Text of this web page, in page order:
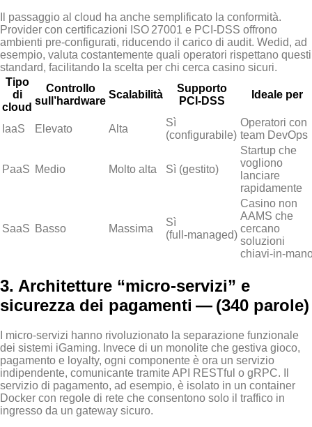
Il passaggio al cloud ha anche semplificato la conformità.
Provider con certificazioni ISO 27001 e PCI‑DSS offrono
ambienti pre‑configurati, riducendo il carico di audit. Wedid, ad
esempio, valuta costantemente quali operatori rispettano questi
standard, facilitando la scelta per chi cerca casino sicuri.
Tipo
di
cloud
Controllo
sull’hardware
Scalabilità
Supporto
PCI‑DSS
Ideale per
IaaS Elevato Alta
Sì
(configurabile)
Operatori con
team DevOps
PaaS Medio Molto alta Sì (gestito)
Startup che
vogliono
lanciare
rapidamente
SaaS Basso Massima
Sì
(full‑managed)
Casino non
AAMS che
cercano
soluzioni
3. Architetture “micro‑servizi” e
sicurezza dei pagamenti — (340 parole)
I micro‑servizi hanno rivoluzionato la separazione funzionale
dei sistemi iGaming. Invece di un monolite che gestiva gioco,
pagamento e loyalty, ogni componente è ora un servizio
indipendente, comunicante tramite API RESTful o gRPC. Il
servizio di pagamento, ad esempio, è isolato in un container
Docker con regole di rete che consentono solo il traffico in
ingresso da un gateway sicuro.